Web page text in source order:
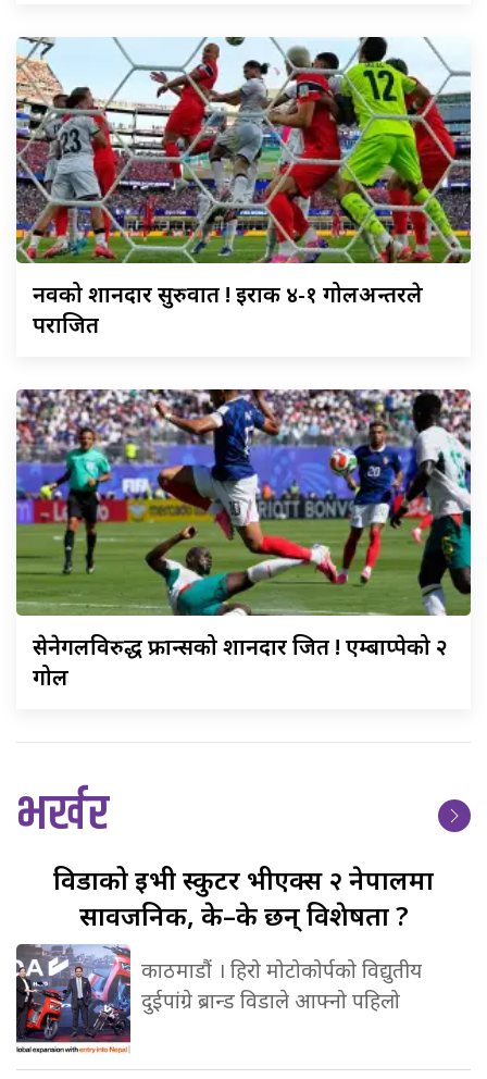
नर्वेकोशानदार सुरुवात ! इराक ४-१ गोलअन्तरले
पराजित
सेनेगलविरुद्धफ्रान्सको शानदार जित ! एम्बाप्पेको २
गोल
भर्खर
विडाकोईभी स्कुटर भीएक्स २ नेपालमा
सार्वजनिक, के–के छन् विशेषता ?
काठमाडौं । हिरो मोटोकोर्पको विद्युतीय
दुईपांग्रे ब्रान्ड विडाले आफ्नो पहिलो